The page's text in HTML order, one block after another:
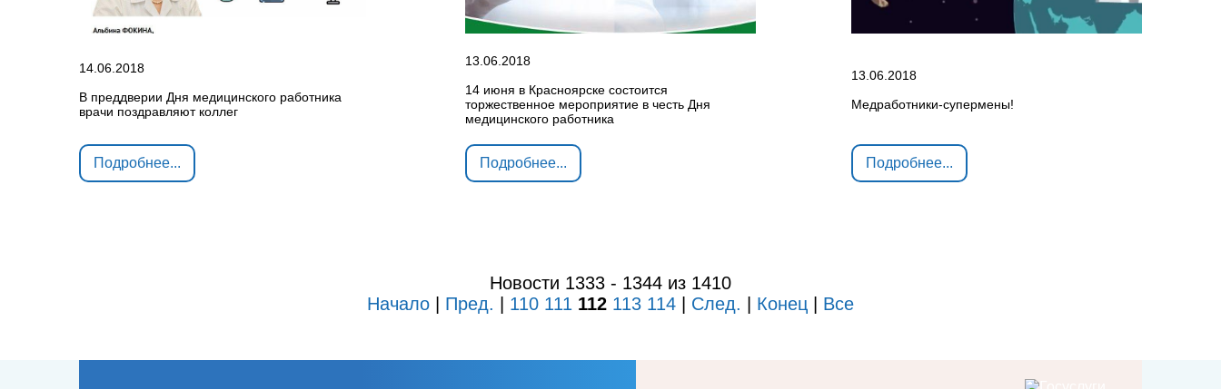
14.06.2018
В преддверии Дня медицинского работника
врачи поздравляют коллег
Подробнее...
13.06.2018
14 июня в Красноярске состоится
торжественное мероприятие в честь Дня
медицинского работника
Подробнее...
13.06.2018
Медработники-супермены!
Подробнее...
Новости 1333 - 1344 из 1410
Начало
Пред. 110 111 112 113 114 След. Конец Все